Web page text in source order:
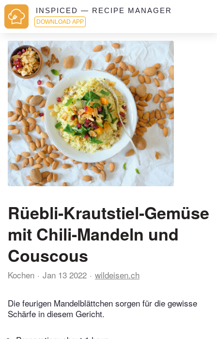
INSPICED — RECIPE MANAGER
DOWNLOAD APP
Rüebli-Krautstiel-Gemüse
mit Chili-Mandeln und
Couscous
Kochen Jan 13 2022 wildeisen.ch
Die feurigen Mandelblättchen sorgen für die gewisse
Schärfe in diesem Gericht.